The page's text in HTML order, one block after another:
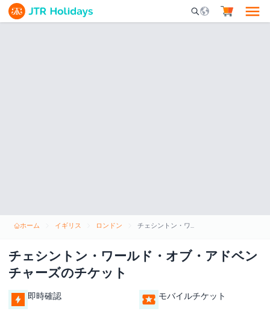
Mobile Search
ホーム イギリス ロンドン チェシントン・ワールド・オブ・アドベンチャーズのチケット
チェシントン・ワールド・オブ・アドベン
チャーズのチケット
即時確認 モバイルチケット